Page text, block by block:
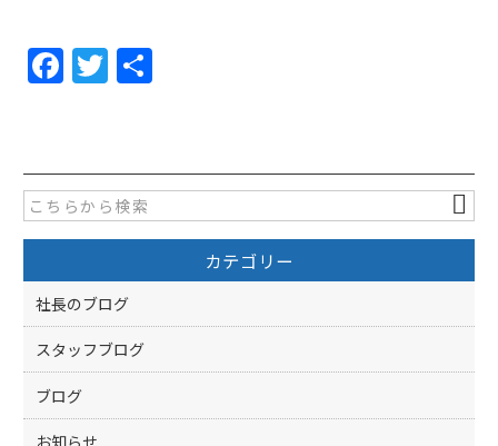
F
a
e
b
o
o
k
T
w
er
カテゴリー
社長のブログ
スタッフブログ
ブログ